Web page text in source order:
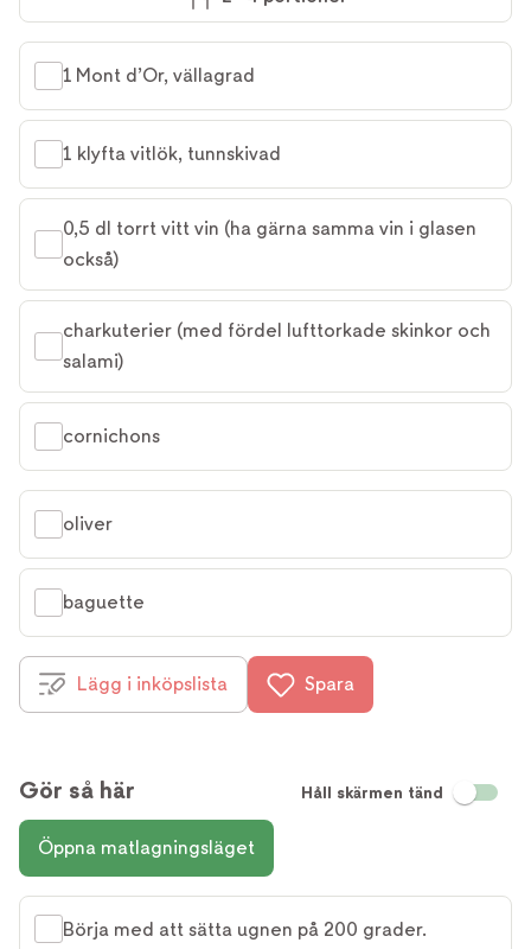
1 Mont d’Or, vällagrad
1 klyfta vitlök, tunnskivad
0,5 dl torrt vitt vin (ha gärna samma vin i glasen
också)
charkuterier (med fördel lufttorkade skinkor och
salami)
cornichons
oliver
baguette
Lägg i inköpslista Spara
Gör så här Håll skärmen tänd
Öppna matlagningsläget
Börja med att sätta ugnen på 200 grader.